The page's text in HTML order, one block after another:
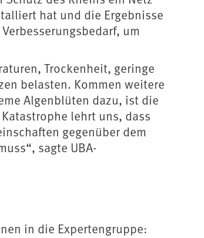
hat und die Ergebnisse
um
Trockenheit, geringe
belasten. Kommen weitere
Algenblüten dazu, ist die
lehrt uns, dass
gegenüber dem
sagte UBA-
in die Expertengruppe: